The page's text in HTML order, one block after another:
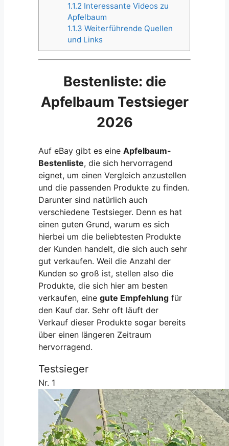
1.1.2 Interessante Videos zu
Apfelbaum
1.1.3 Weiterführende Quellen
und Links
Bestenliste: die
Apfelbaum Testsieger
2026
Auf eBay gibt es eineApfelbaum-
Bestenliste, die sich hervorragend
eignet, um einen Vergleich anzustellen
und die passenden Produkte zu finden.
Darunter sind natürlich auch
verschiedene Testsieger. Denn es hat
einen guten Grund, warum es sich
hierbei um die beliebtesten Produkte
der Kunden handelt, die sich auch sehr
gut verkaufen. Weil die Anzahl der
Kunden so groß ist, stellen also die
Produkte, die sich hier am besten
verkaufen, einegute Empfehlung für
den Kauf dar. Sehr oft läuft der
Verkauf dieser Produkte sogar bereits
über einen längeren Zeitraum
hervorragend.
Testsieger
Nr. 1